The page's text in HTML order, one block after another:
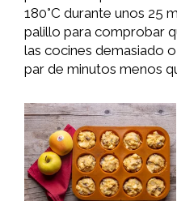
180°C durante unos 25
palillo para comprobar
las cocines demasiado
par de minutos menos